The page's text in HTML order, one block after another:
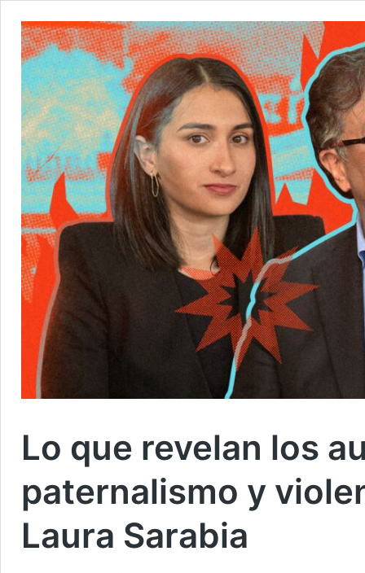
Lo que revelan los
paternalismo y
Laura Sarabia